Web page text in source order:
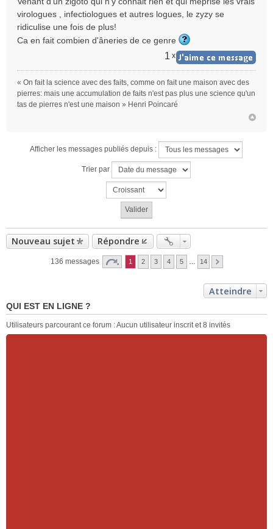
n
l
u
virologues , infectiologues et autres logues, le zyzy se
ridiculise une fois de plus!
Ca en fait combien d'âneries de ce genre
1 x
« On fait la science avec des faits, comme on fait une maison avec des
pierres: mais une accumulation de faits n'est pas plus une science qu'un
tas de pierres n'est une maison » Henri Poincaré
Afficher les messages publiés depuis :
Trier par
Nouveau sujet Répondre
136 messages 1 2 3 4 5 14
Atteindre
QUI EST EN LIGNE ?
Utilisateurs parcourant ce forum : Aucun utilisateur inscrit et 8 invités